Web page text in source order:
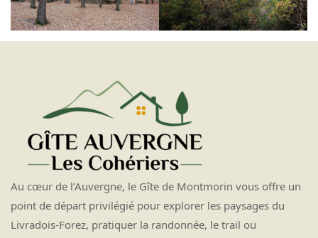
Au cœur de l’Auvergne, le Gîte de Montmorin vous offre un
point de départ privilégié pour explorer les paysages du
Livradois-Forez, pratiquer la randonnée, le trail ou